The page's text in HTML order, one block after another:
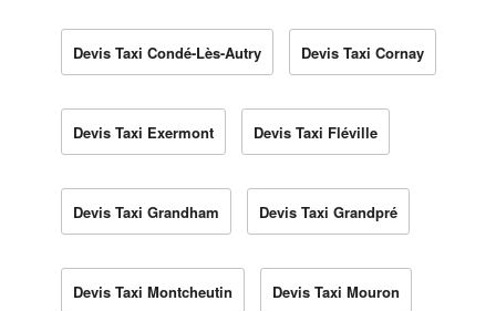
Devis Taxi Condé-Lès-Autry Devis Taxi Cornay
Devis Taxi Exermont Devis Taxi Fléville
Devis Taxi Grandham Devis Taxi Grandpré
Devis Taxi Montcheutin Devis Taxi Mouron